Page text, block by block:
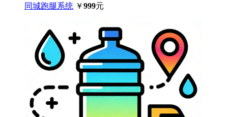
同城跑腿系统 ￥999元